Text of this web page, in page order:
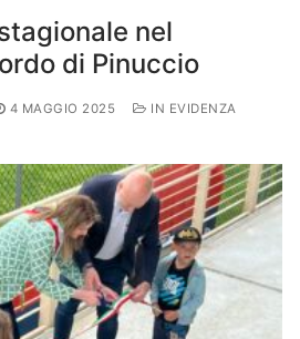
nel
di Pinuccio
4 MAGGIO 2025
IN EVIDENZA